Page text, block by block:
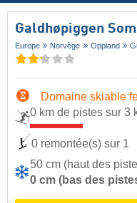
Galdhøpiggen
Europe Norvège Oppland
Domaine skiable
0 km de pistes sur 3
0 remontée(s) sur 1
50 cm (haut des
0 cm (bas des